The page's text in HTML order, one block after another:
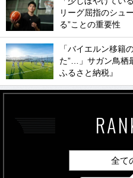
リーグ屈指のシュ
る”ことの重要性
「バイエルン移籍
た”…」サガン鳥栖
ふるさと納税』
全て